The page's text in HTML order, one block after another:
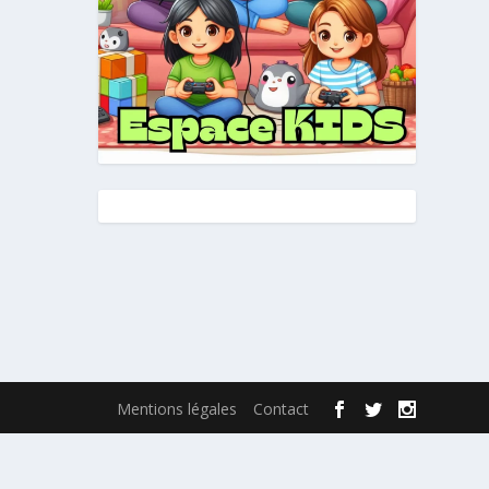
Mentions légales Contact